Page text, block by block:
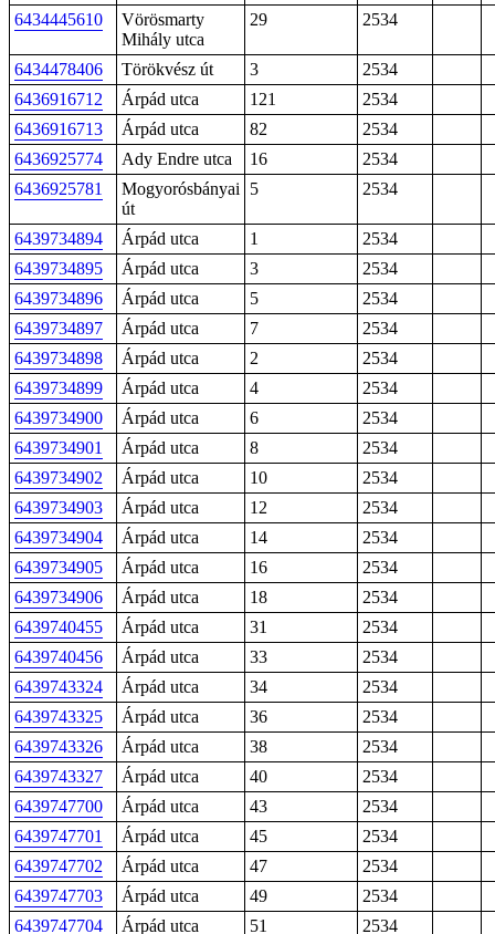
6434445610
Vörösmarty
Mihály utca
29 2534
6434478406 Törökvész út 3
2534
6436916712
Árpád utca 121
2534
6436916713
Árpád utca 82
2534
6436925774
Ady Endre utca 16
2534
6436925781
Mogyorósbányai
út
5 2534
6439734894 Árpád utca 1
2534
6439734895
Árpád utca 3
2534
6439734896
Árpád utca 5
2534
6439734897
Árpád utca 7
2534
6439734898
Árpád utca 2
2534
6439734899
Árpád utca 4
2534
6439734900
Árpád utca 6
2534
6439734901
Árpád utca 8
2534
6439734902
Árpád utca 10
2534
6439734903
Árpád utca 12
2534
6439734904
Árpád utca 14
2534
6439734905
Árpád utca 16
2534
6439734906
Árpád utca 18
2534
6439740455
Árpád utca 31
2534
6439740456
Árpád utca 33
2534
6439743324
Árpád utca 34
2534
6439743325
Árpád utca 36
2534
6439743326
Árpád utca 38
2534
6439743327
Árpád utca 40
2534
6439747700
Árpád utca 43
2534
6439747701
Árpád utca 45
2534
6439747702
Árpád utca 47
2534
6439747703
Árpád utca 49
2534
6439747704
Árpád utca 51 2534